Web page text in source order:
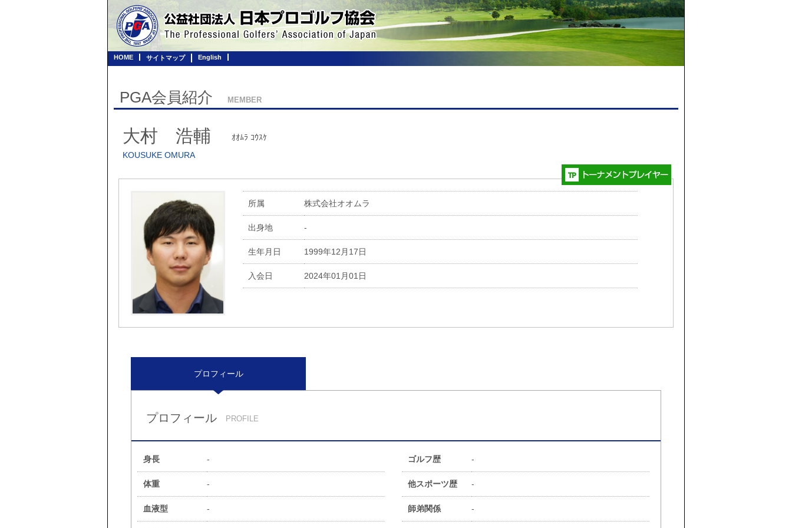
HOME サイトマップ English
PGA会員紹介 MEMBER
大村 浩輔
ｵｵﾑﾗ ｺｳｽｹ
KOUSUKE OMURA
所属 株式会社オオムラ
出身地 -
生年月日 1999年12月17日
入会日 2024年01月01日
プロフィール
プロフィール PROFILE
身長 -
体重 -
血液型 -
ゴルフ歴 -
他スポーツ歴 -
師弟関係 -